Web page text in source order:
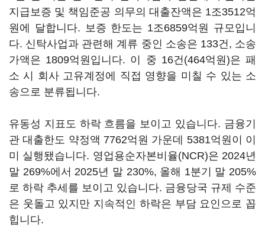
지급보증 및 책임준공 의무의 대출잔액은 1조3512억
원에 달합니다. 보증 한도는 1조6859억원 규모입니
다. 신탁사업과 관련해 계류 중인 소송은 133건, 소송
가액은 1809억원입니다. 이 중 16건(464억원)은 패
소 시 회사 고유계정에 직접 영향을 미칠 수 있는 소
송으로 분류됩니다.
유동성 지표도 하락 흐름을 보이고 있습니다. 금융기
관 대출한도 약정액 7762억원 가운데 5381억원이 이
미 실행됐습니다. 영업용순자본비율(NCR)은 2024년
말 269%에서 2025년 말 230%, 올해 1분기 말 205%
로 하락 추세를 보이고 있습니다. 금융당국 규제 수준
은 웃돌고 있지만 지속적인 하락은 부담 요인으로 꼽
힙니다.